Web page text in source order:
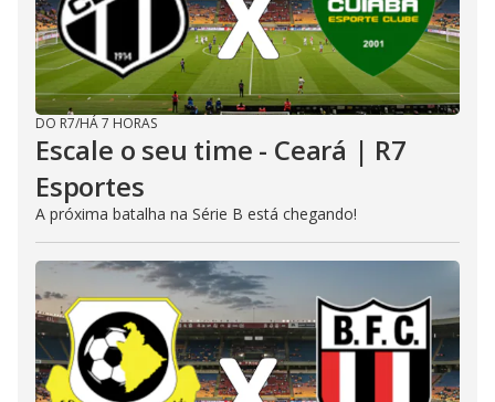
DO R7/HÁ 7 HORAS
Escale o seu time - Ceará | R7
Esportes
A próxima batalha na Série B está chegando!